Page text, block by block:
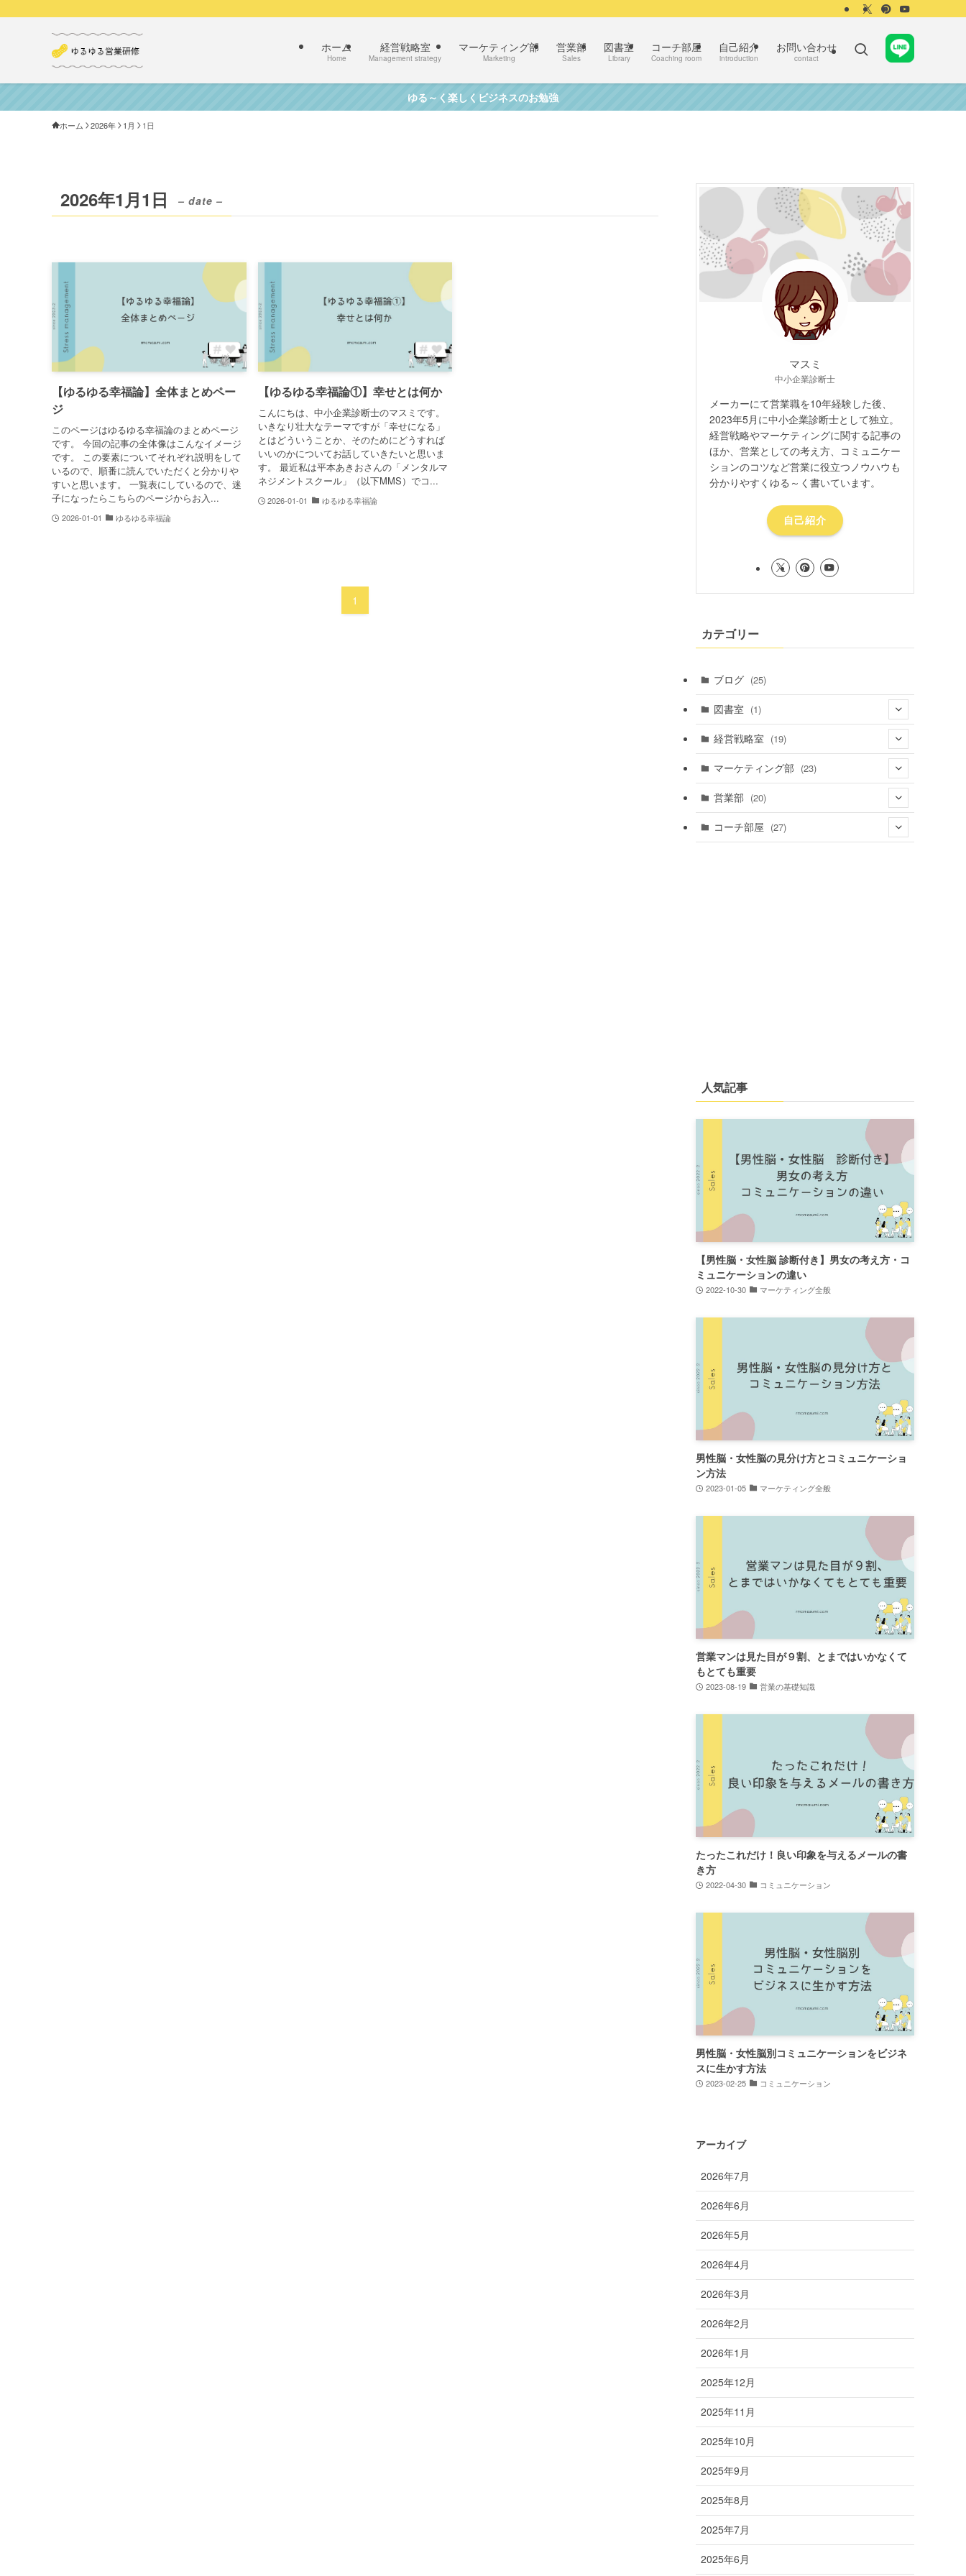
ホーム
Home
経営戦略室
Management strategy
マーケティング部
Marketing
営業部
Sales
図書室
Library
コーチ部屋
Coaching room
自己紹介
introduction
お問い合わせ
contact
ゆる～く楽しくビジネスのお勉強
ホーム 2026年 1月 1日
2026年1月1日 – date –
【ゆるゆる幸福論】全体まとめペー
ジ
このページはゆるゆる幸福論のまとめページ
です。 今回の記事の全体像はこんなイメージ
です。 この要素についてそれぞれ説明をして
いるので、順番に読んでいただくと分かりや
すいと思います。 一覧表にしているので、迷
子になったらこちらのページからお入...
2026-01-01 ゆるゆる幸福論
【ゆるゆる幸福論①】幸せとは何か
こんにちは、中小企業診断士のマスミです。
いきなり壮大なテーマですが「幸せになる」
とはどういうことか、そのためにどうすれば
いいのかについてお話していきたいと思いま
す。 最近私は平本あきおさんの「メンタルマ
ネジメントスクール」（以下MMS）でコ...
2026-01-01 ゆるゆる幸福論
1
マスミ
中小企業診断士
メーカーにて営業職を10年経験した後、
2023年5月に中小企業診断士として独立。
経営戦略やマーケティングに関する記事の
ほか、営業としての考え方、コミュニケー
ションのコツなど営業に役立つノウハウも
分かりやすくゆる～く書いています。
自己紹介
カテゴリー
ブログ (25)
図書室 (1)
経営戦略室 (19)
(4)
(4)
(5)
マーケティング部 (23)
営業部 (20)
(4)
コーチ部屋 (27)
人気記事
【男性脳・女性脳 診断付き】男女の考え方・コ
ミュニケーションの違い
2022-10-30 マーケティング全般
男性脳・女性脳の見分け方とコミュニケーショ
ン方法
2023-01-05 マーケティング全般
営業マンは見た目が９割、とまではいかなくて
もとても重要
2023-08-19 営業の基礎知識
たったこれだけ！良い印象を与えるメールの書
き方
2022-04-30 コミュニケーション
男性脳・女性脳別コミュニケーションをビジネ
スに生かす方法
2023-02-25 コミュニケーション
アーカイブ
2026年7月
2026年6月
2026年5月
2026年4月
2026年3月
2026年2月
2026年1月
2025年12月
2025年11月
2025年10月
2025年9月
2025年8月
2025年7月
2025年6月